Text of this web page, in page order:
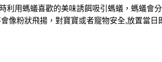
利用螞蟻喜歡的美味誘餌吸引螞蟻，螞蟻
像粉狀飛揚，對寶寶或者寵物安全,放置當日